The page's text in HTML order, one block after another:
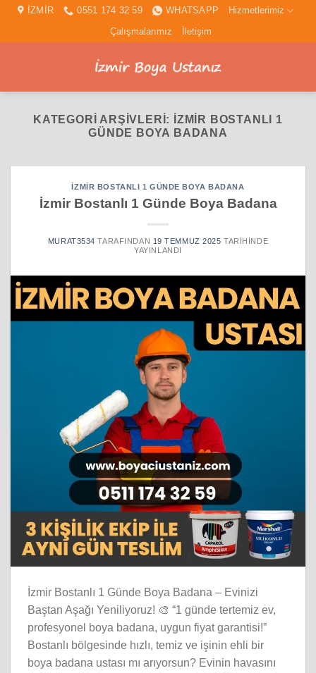
İçeriğeİZMİR 0551 174 32 59 WHATSAPP
Hizmetlerimiz
Çalışmalarımız
İletişim
KATEGORI ARŞIVLERI:
İZMIR BOSTANLI 1
GÜNDE BOYA BADANA
İZMIR BOSTANLI 1 GÜNDE BOYA BADANA
İzmir Bostanlı 1 Günde Boya Badana
MURAT3534 TARAFINDAN 19 TEMMUZ 2025 TARIHINDE
YAYINLANDI
İzmir Bostanlı 1 Günde Boya Badana – Evinizi
Baştan Aşağı Yeniliyoruz! 🎨 “1 günde tertemiz ev,
profesyonel boya badana, uygun fiyat garantisi!”
Bostanlı bölgesinde hızlı, temiz ve işinin ehli bir
boya badana ustası mı arıyorsun? Evinin havasını